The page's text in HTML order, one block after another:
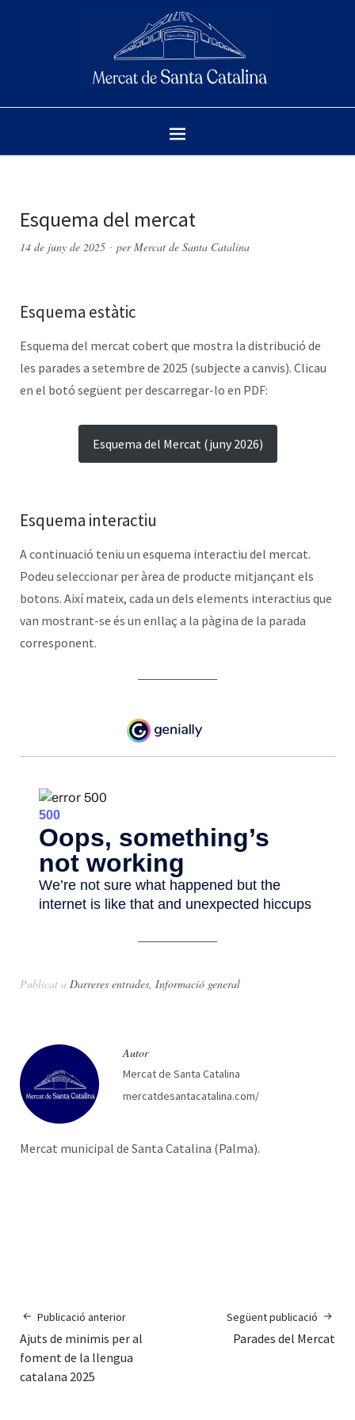
Esquema del mercat
14 de juny de 2025 perMercat de Santa Catalina
Esquema estàtic
Esquema del mercat cobert que mostra la distribució de
les parades a setembre de 2025 (subjecte a canvis). Clicau
en el botó següent per descarregar-lo en PDF:
Esquema del Mercat (juny 2026)
Esquema interactiu
A continuació teniu un esquema interactiu del mercat.
Podeu seleccionar per àrea de producte mitjançant els
botons. Així mateix, cada un dels elements interactius que
van mostrant-se és un enllaç a la pàgina de la parada
corresponent.
Publicat a Darreres entrades Informació general
Autor
Mercat de Santa Catalina
mercatdesantacatalina.com/
Mercat municipal de Santa Catalina (Palma).
Publicació anterior
Ajuts de minimis per al
foment de la llengua
catalana 2025
Següent publicació
Parades del Mercat